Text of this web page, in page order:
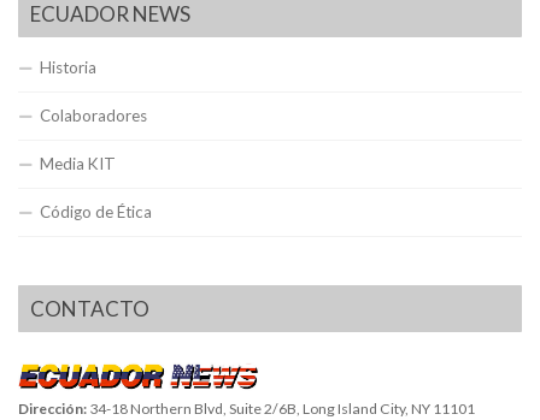
ECUADOR NEWS
Historia
Colaboradores
Media KIT
Código de Ética
CONTACTO
Dirección: 34-18 Northern Blvd, Suite 2/6B, Long Island City, NY 11101